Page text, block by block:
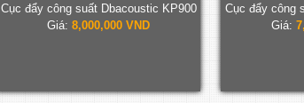
Cục đẩy công suất Dbacoustic KP900
Giá: 8,000,000 VND
Cục đẩy công
Giá: